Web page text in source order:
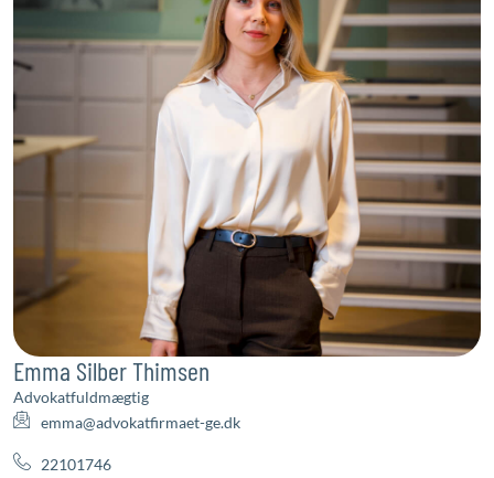
Emma Silber Thimsen
Advokatfuldmægtig
emma@advokatfirmaet-ge.dk
22101746